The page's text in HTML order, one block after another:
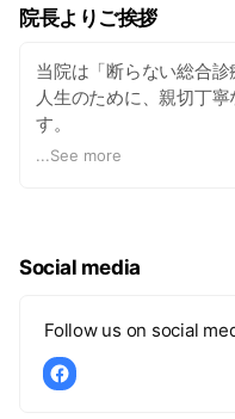
院長よりご挨拶
当院は「断らない総合
人生のために、親切丁
す。
クリニックに来院する
も行っております。地域
...See more
Social media
Follow us on social